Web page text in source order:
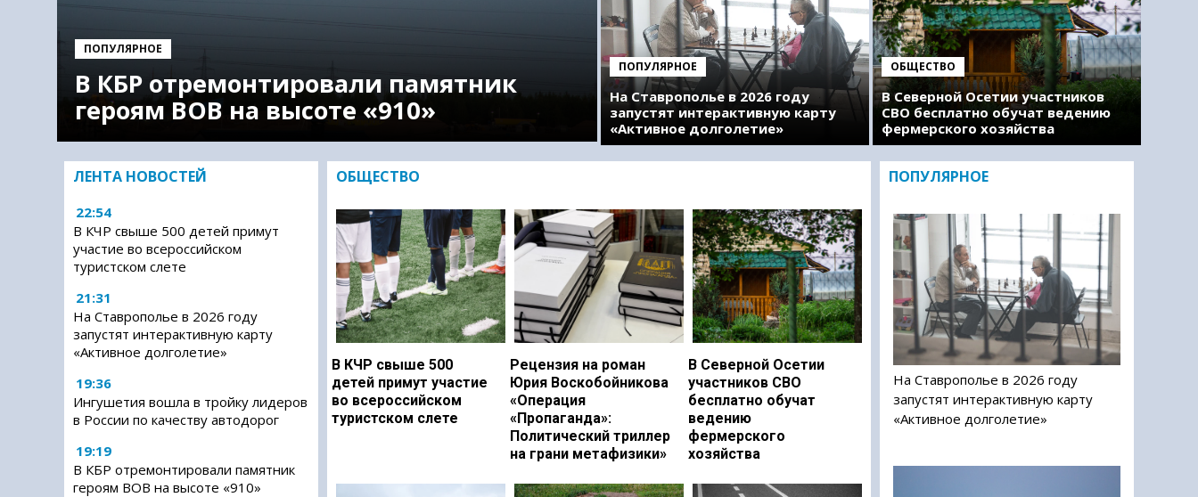
ПОПУЛЯРНОЕ
В КБР отремонтировали памятник
героям ВОВ на высоте «910»
ПОПУЛЯРНОЕ
На Ставрополье в 2026 году
запустят интерактивную карту
«Активное долголетие»
ОБЩЕСТВО
В Северной Осетии участников
СВО бесплатно обучат ведению
фермерского хозяйства
ЛЕНТА НОВОСТЕЙ
22:54
В КЧР свыше 500 детей примут
участие во всероссийском
туристском слете
21:31
На Ставрополье в 2026 году
запустят интерактивную карту
«Активное долголетие»
19:36
Ингушетия вошла в тройку лидеров
в России по качеству автодорог
19:19
В КБР отремонтировали памятник
героям ВОВ на высоте «910»
ОБЩЕСТВО
В КЧР свыше 500
детей примут участие
во всероссийском
туристском слете
Рецензия на роман
Юрия Воскобойникова
«Операция
«Пропаганда»:
Политический триллер
на грани метафизики»
В Северной Осетии
участников СВО
бесплатно обучат
ведению
фермерского
хозяйства
ПОПУЛЯРНОЕ
На Ставрополье в 2026 году
запустят интерактивную карту
«Активное долголетие»